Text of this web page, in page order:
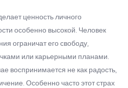
ценность личного
особенно высокой. Человек
ограничат его свободу,
или карьерными планами.
воспринимается не как радость,
Особенно часто этот страх